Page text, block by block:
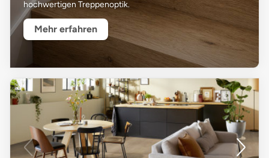
hochwertigen Treppenoptik.
Mehr erfahren